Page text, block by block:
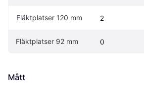
Fläktplatser 120 mm 2
Fläktplatser 92 mm 0
Mått